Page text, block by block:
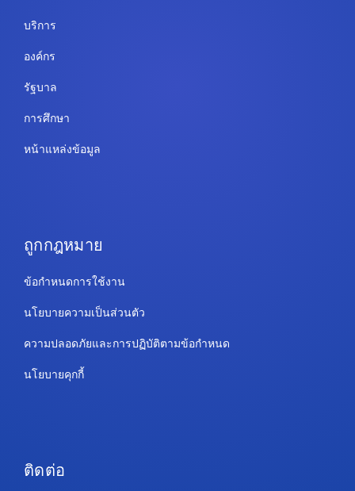
บริการ
องค์กร
รัฐบาล
การศึกษา
หน้าแหล่งข้อมูล
ถูกกฎหมาย
ข้อกำหนดการใช้งาน
นโยบายความเป็นส่วนตัว
ความปลอดภัยและการปฏิบัติตามข้อกำหนด
นโยบายคุกกี้
ติดต่อ